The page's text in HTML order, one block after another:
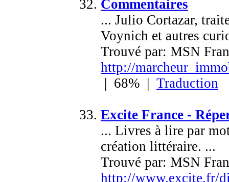
Commentaires
... Julio Cortazar,
Voynich et autres
Trouvé par: MSN
http://
| 68% | Traduction
Excite France -
... Livres à lire par
création littéraire. ...
Trouvé par: MSN
http://www.excite.fr/